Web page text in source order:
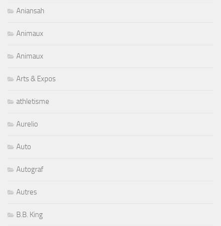
Aniansah
Animaux
Animaux
Arts & Expos
athletisme
Aurelio
Auto
Autograf
Autres
B.B. King